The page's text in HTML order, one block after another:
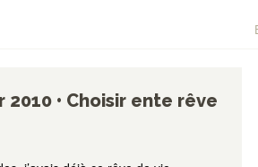
2010 • Choisir ente rêve